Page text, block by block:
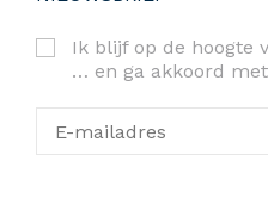
Ik blijf op de hoogte
… en ga akkoord